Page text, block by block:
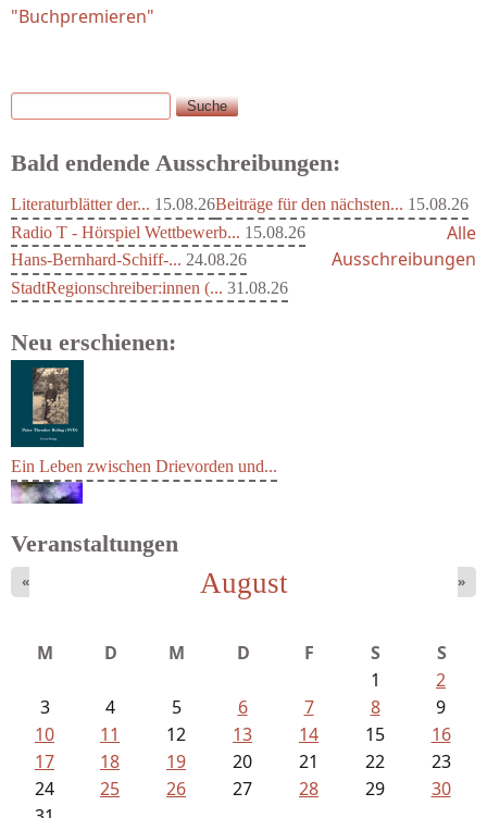
"Buchpremieren"
Suchformular
Suche
Bald endende Ausschreibungen:
Literaturblätter der... 15.08.26Beiträge für den nächsten... 15.08.26
Radio T - Hörspiel Wettbewerb... 15.08.26
Hans-Bernhard-Schiff-... 24.08.26
StadtRegionschreiber:innen (... 31.08.26
Alle
Ausschreibungen
Neu erschienen:
Ein Leben zwischen Drievorden und...
Veranstaltungen
August
« »
M D M D F S
S
1
2
3
4 5 6 7 8
9
10
11 12 13 14 15
16
17
18 19 20 21 22
23
24
25 26 27 28 29
30